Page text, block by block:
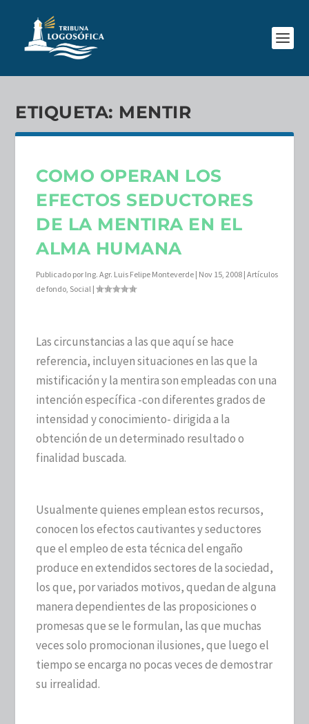
ETIQUETA: MENTIR
COMO OPERAN LOS
EFECTOS SEDUCTORES
DE LA MENTIRA EN EL
ALMA HUMANA
Publicado por Ing. Agr. Luis Felipe Monteverde | Nov 15, 2008 |Artículos
de fondo, Social |
Las circunstancias a las que aquí se hace
referencia, incluyen situaciones en las que la
mistificación y la mentira son empleadas con una
intención específica -con diferentes grados de
intensidad y conocimiento- dirigida a la
obtención de un determinado resultado o
finalidad buscada.
Usualmente quienes emplean estos recursos,
conocen los efectos cautivantes y seductores
que el empleo de esta técnica del engaño
produce en extendidos sectores de la sociedad,
los que, por variados motivos, quedan de alguna
manera dependientes de las proposiciones o
promesas que se le formulan, las que muchas
veces solo promocionan ilusiones, que luego el
tiempo se encarga no pocas veces de demostrar
su irrealidad.